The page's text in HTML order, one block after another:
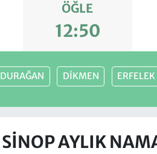
ÖĞLE
12:50
DURAĞAN DİKMEN ERFELEK
SİNOP AYLIK